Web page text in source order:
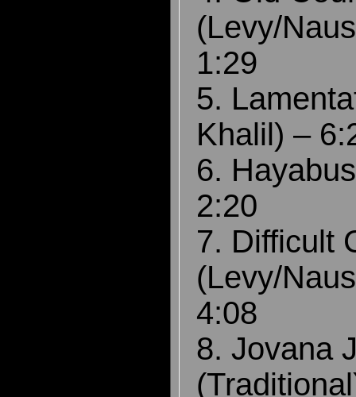
(Levy/
1:29
5.
Khalil) –
6.
2:20
7. Difficult
(Levy/
4:08
8. Jovana